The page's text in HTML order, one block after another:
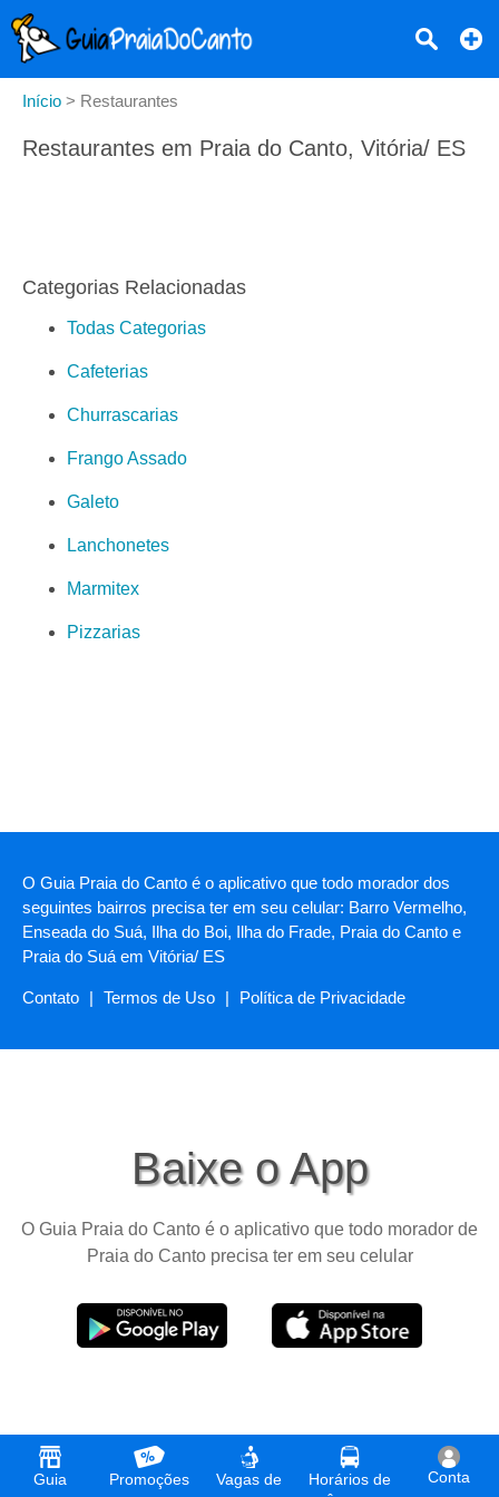
Guia
Promoções
Vagas de
Horários de
Conta
Início > Restaurantes
Restaurantes em Praia do Canto, Vitória/ ES
Categorias Relacionadas
Todas Categorias
Cafeterias
Churrascarias
Frango Assado
Galeto
Lanchonetes
Marmitex
Pizzarias
O Guia Praia do Canto é o aplicativo que todo morador dos
seguintes bairros precisa ter em seu celular: Barro Vermelho,
Enseada do Suá, Ilha do Boi, Ilha do Frade, Praia do Canto e
Praia do Suá em Vitória/ ES
Contato | Termos de Uso | Política de Privacidade
Baixe o App
O Guia Praia do Canto é o aplicativo que todo morador de
Praia do Canto precisa ter em seu celular